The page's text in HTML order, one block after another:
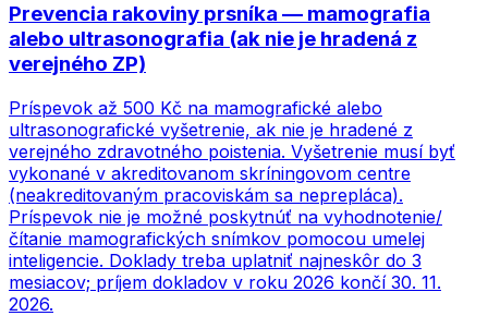
Prevencia rakoviny prsníka — mamografia
alebo ultrasonografia (ak nie je hradená z
verejného ZP)
Príspevok až 500 Kč na mamografické alebo
ultrasonografické vyšetrenie, ak nie je hradené z
verejného zdravotného poistenia. Vyšetrenie musí byť
vykonané v akreditovanom skríningovom centre
(neakreditovaným pracoviskám sa neprepláca).
Príspevok nie je možné poskytnúť na vyhodnotenie/
čítanie mamografických snímkov pomocou umelej
inteligencie. Doklady treba uplatniť najneskôr do 3
mesiacov; príjem dokladov v roku 2026 končí 30. 11.
2026.